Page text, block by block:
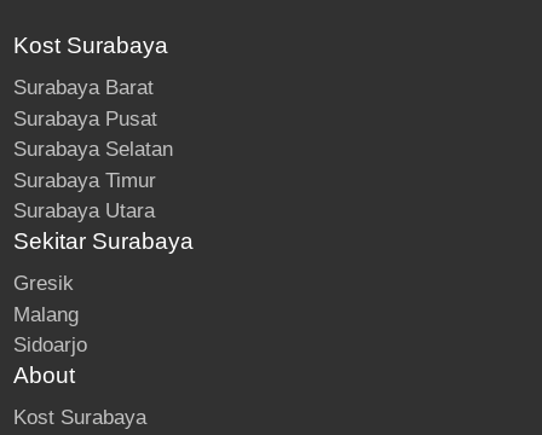
Kost Surabaya
Surabaya Barat
Surabaya Pusat
Surabaya Selatan
Surabaya Timur
Surabaya Utara
Sekitar Surabaya
Gresik
Malang
Sidoarjo
About
Kost Surabaya